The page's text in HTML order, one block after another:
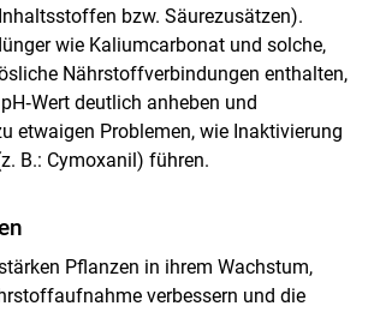
bzw. Säurezusätzen).
wie Kaliumcarbonat und solche,
Nährstoffverbindungen enthalten,
deutlich anheben und
etwaigen Problemen, wie Inaktivierung
B.: Cymoxanil) führen.
Pflanzen in ihrem Wachstum,
verbessern und die